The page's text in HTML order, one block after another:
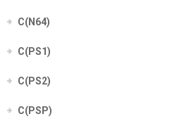
C(N64)
C(PS1)
C(PS2)
C(PSP)